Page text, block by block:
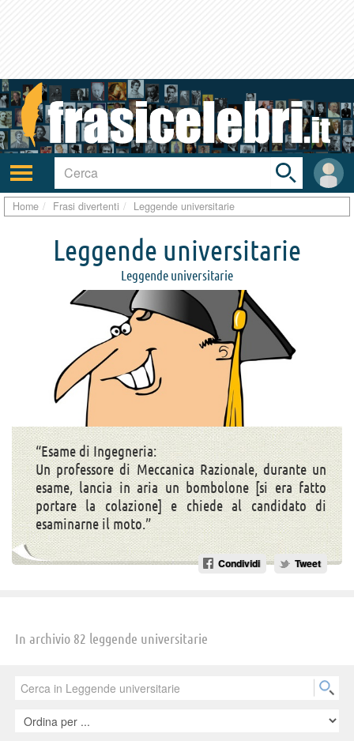
Attiva/disattiva
navigazione
User
area
Toggle
search
bar
Home Frasi divertenti Leggende universitarie
Leggende universitarie
Leggende universitarie
“Esame di Ingegneria:
Un professore di Meccanica Razionale, durante un
esame, lancia in aria un bombolone [si era fatto
portare la colazione] e chiede al candidato di
esaminarne il moto.”
Condividi Tweet
In archivio 82 leggende universitarie